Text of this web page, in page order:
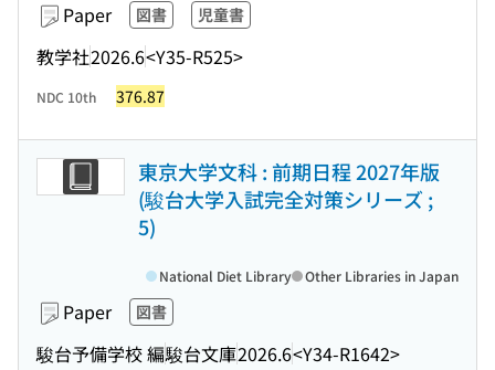
Paper 図書 児童書
教学社2026.6<Y35-R525>
NDC 10th 376.87
東京大学文科 : 前期日程 2027年版
(駿台大学入試完全対策シリーズ ;
5)
Paper 図書
駿台予備学校 編駿台文庫2026.6<Y34-R1642>
National Diet Library Other Libraries in Japan